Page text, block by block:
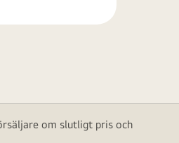
om slutligt pris och